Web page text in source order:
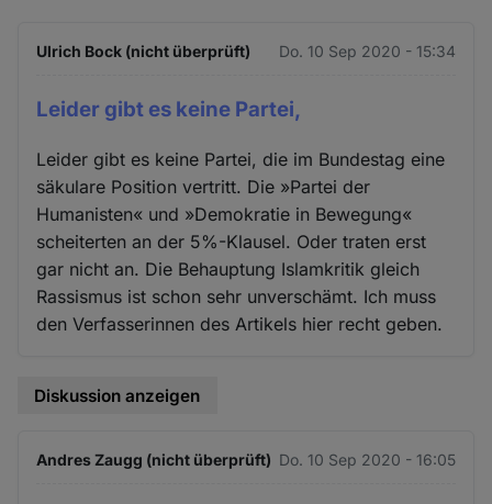
Ulrich Bock (nicht überprüft) Do. 10 Sep 2020 - 15:34
Leider gibt es keine Partei,
Leider gibt es keine Partei, die im Bundestag eine
säkulare Position vertritt. Die »Partei der
Humanisten« und »Demokratie in Bewegung«
scheiterten an der 5%-Klausel. Oder traten erst
gar nicht an. Die Behauptung Islamkritik gleich
Rassismus ist schon sehr unverschämt. Ich muss
den Verfasserinnen des Artikels hier recht geben.
Diskussion anzeigen
Andres Zaugg (nicht überprüft) Do. 10 Sep 2020 - 16:05